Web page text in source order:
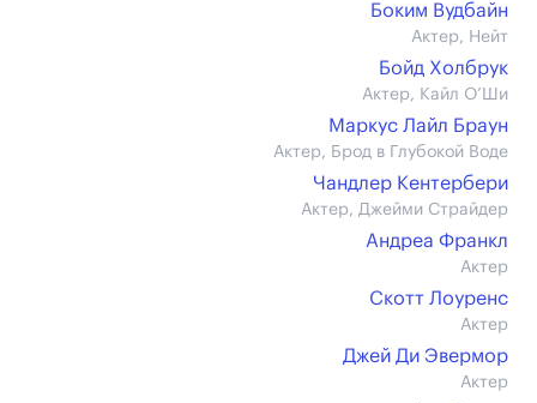
Боким Вудбайн
Актер, Нейт
Бойд Холбрук
Актер, Кайл О’Ши
Маркус Лайл Браун
Актер, Брод в Глубокой Воде
Чандлер Кентербери
Актер, Джейми Страйдер
Андреа Франкл
Актер
Скотт Лоуренс
Актер
Джей Ди Эвермор
Актер